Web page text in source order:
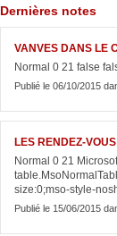
Dernières notes
VANVES DANS LE
Normal 0 21 false
Publié le 06/10/2015
LES RENDEZ-
Normal 0 21
size:0;mso-style-
Publié le 15/06/2015